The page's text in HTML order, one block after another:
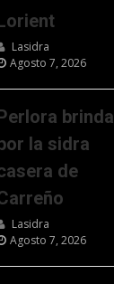
Lasidra
Agosto 7, 2026
brinda
la sidra
de
Lasidra
Agosto 7, 2026